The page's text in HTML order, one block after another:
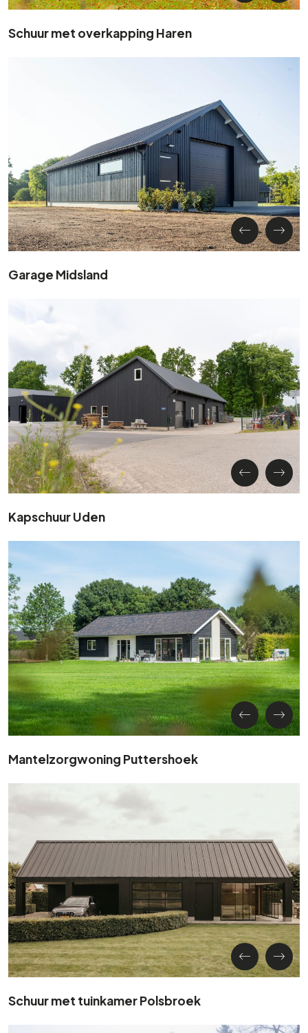
Schuur met overkapping Haren
Garage Midsland
Kapschuur Uden
Mantelzorgwoning Puttershoek
Schuur met tuinkamer Polsbroek